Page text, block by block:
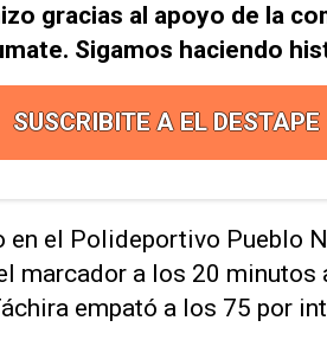
gracias al apoyo de la
Sigamos haciendo
SUSCRIBITE A EL DESTAPE
en el Polideportivo Pueblo
marcador a los 20 minutos
empató a los 75 por